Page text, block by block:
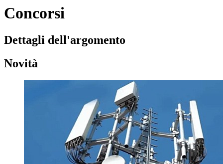
Concorsi
Dettagli dell'argomento
Novità